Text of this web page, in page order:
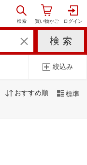
絞込み
おすすめ順 標準